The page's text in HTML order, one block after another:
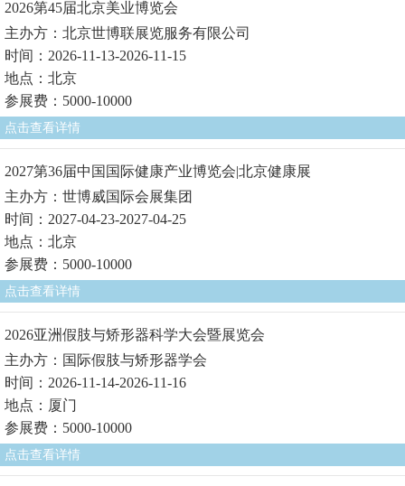
2026第45届北京美业博览会
主办方：北京世博联展览服务有限公司
时间：2026-11-13-2026-11-15
地点：北京
参展费：5000-10000
点击查看详情
2027第36届中国国际健康产业博览会|北京健康展
主办方：世博威国际会展集团
时间：2027-04-23-2027-04-25
地点：北京
参展费：5000-10000
点击查看详情
2026亚洲假肢与矫形器科学大会暨展览会
主办方：国际假肢与矫形器学会
时间：2026-11-14-2026-11-16
地点：厦门
参展费：5000-10000
点击查看详情